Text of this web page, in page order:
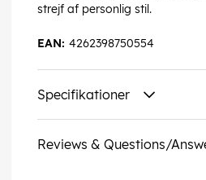
strejf af personlig stil.
4262398750554
EAN:
Specifikationer
Reviews & Questions/